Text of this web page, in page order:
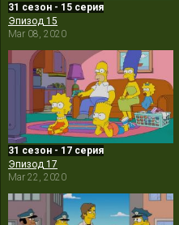
31 сезон - 15 серия
Эпизод 15
Mar 08, 2020
31 сезон - 17 серия
Эпизод 17
Mar 22, 2020